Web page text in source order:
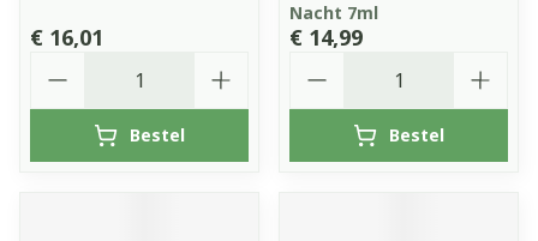
€ 16,01
Bestel
Nacht 7ml
€ 14,99
Bestel